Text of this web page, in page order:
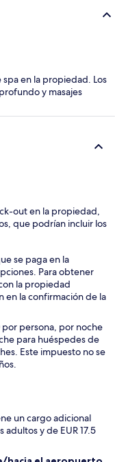
spa en la propiedad. Los
y masajes
out en la propiedad,
que podrían incluir los
se paga en la
Para obtener
la propiedad
en la confirmación de la
persona, por noche
para huéspedes de
Este impuesto no se
un cargo adicional
adultos y de EUR 17.5